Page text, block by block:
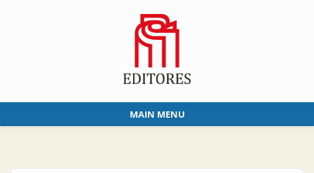
MAIN MENU